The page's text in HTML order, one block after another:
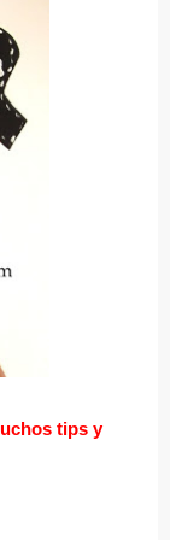
tips y